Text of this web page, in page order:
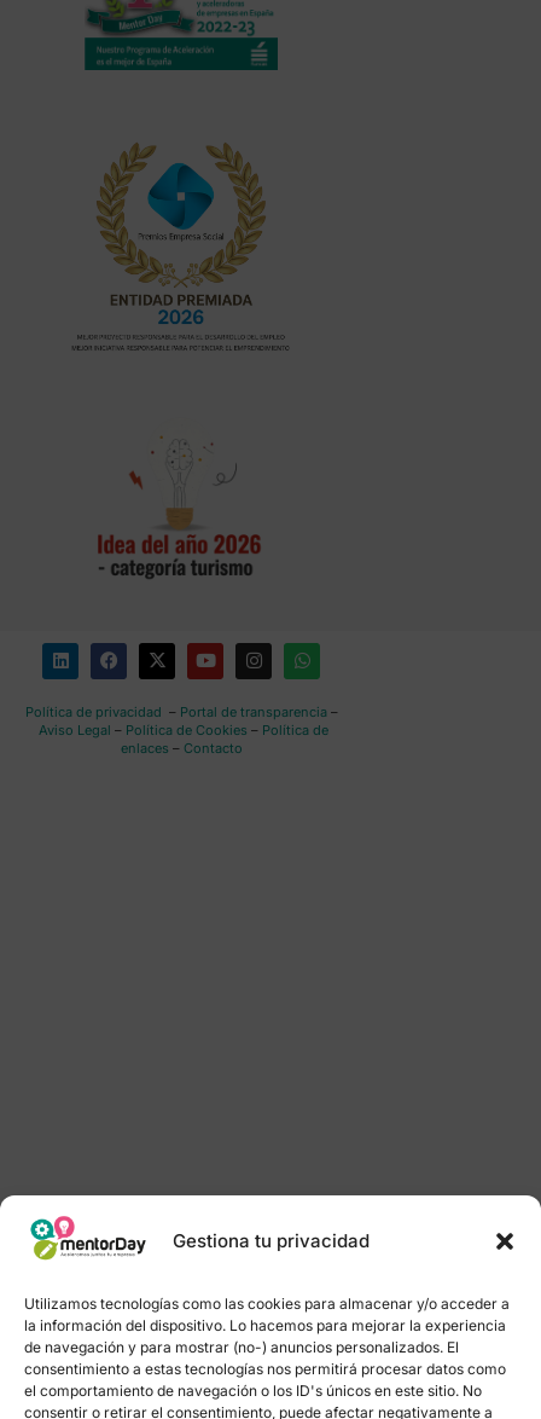
Gestiona tu privacidad
Utilizamos tecnologías como las cookies para almacenar y/o acceder a
la información del dispositivo. Lo hacemos para mejorar la experiencia
de navegación y para mostrar (no-) anuncios personalizados. El
consentimiento a estas tecnologías nos permitirá procesar datos como
el comportamiento de navegación o los ID's únicos en este sitio. No
consentir o retirar el consentimiento, puede afectar negativamente a
Política de privacidad – Portal de transparencia–
Aviso Legal – Política de Cookies – Política de
enlaces – Contacto